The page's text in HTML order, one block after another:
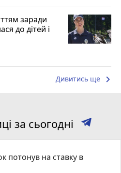
заради
до дітей і
Дивитись ще keyboard_arrow_right
за сьогодні
потонув на ставку в